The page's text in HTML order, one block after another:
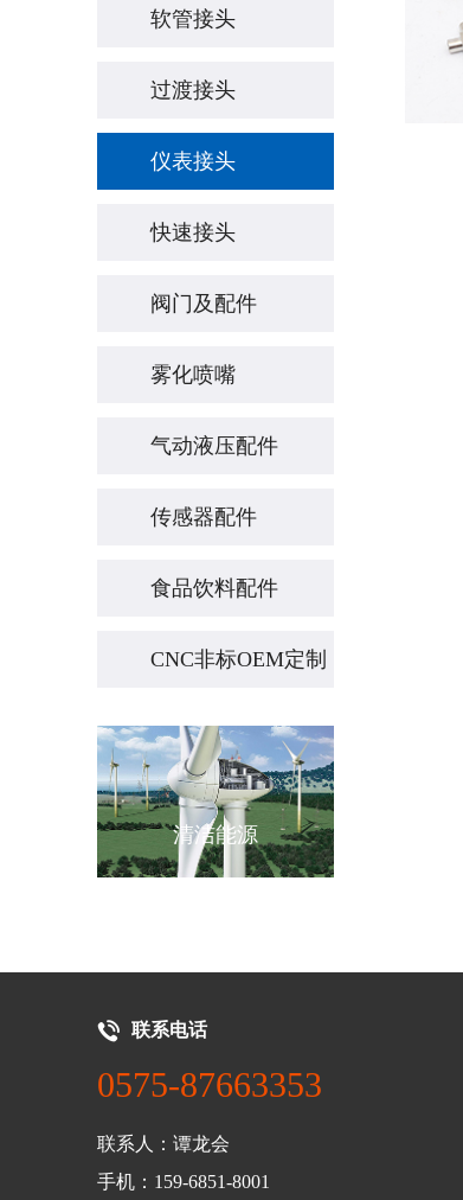
软管接头
过渡接头
仪表接头
快速接头
阀门及配件
雾化喷嘴
气动液压配件
传感器配件
食品饮料配件
CNC非标OEM定制
机械设备
联系电话
0575-87663353
联系人：谭龙会
手机：159-6851-8001